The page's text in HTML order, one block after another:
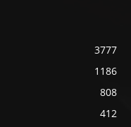
3777
1186
808
412